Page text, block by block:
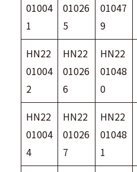
01004
1
01026
5
01047
9
HN22
01004
2
HN22
01026
6
HN22
01048
0
HN22
01004
4
HN22
01026
7
HN22
01048
1